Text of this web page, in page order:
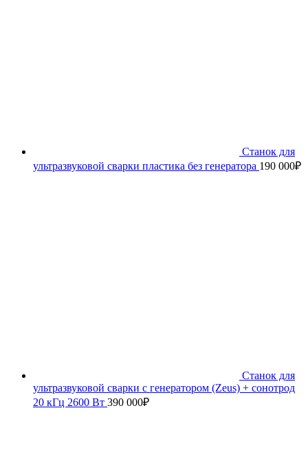
Станок для
ультразвуковой сварки пластика без генератора 190 000₽
Станок для
ультразвуковой сварки с генератором (Zeus) + сонотрод
20 кГц 2600 Вт 390 000₽